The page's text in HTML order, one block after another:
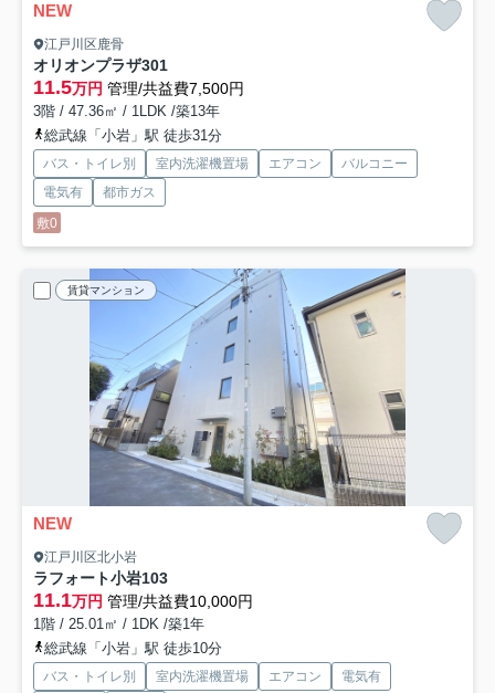
NEW
江戸川区鹿骨
オリオンプラザ301
11.5万円 管理/共益費7,500円
3階 / 47.36㎡ / 1LDK /築13年
総武線「小岩」駅 徒歩31分
バス・トイレ別 室内洗濯機置場 エアコン
バルコニー
電気有
都市ガス
敷0
賃貸マンション
NEW
江戸川区北小岩
ラフォート小岩103
11.1万円 管理/共益費10,000円
1階 / 25.01㎡ / 1DK /築1年
総武線「小岩」駅 徒歩10分
バス・トイレ別 室内洗濯機置場 エアコン
電気有